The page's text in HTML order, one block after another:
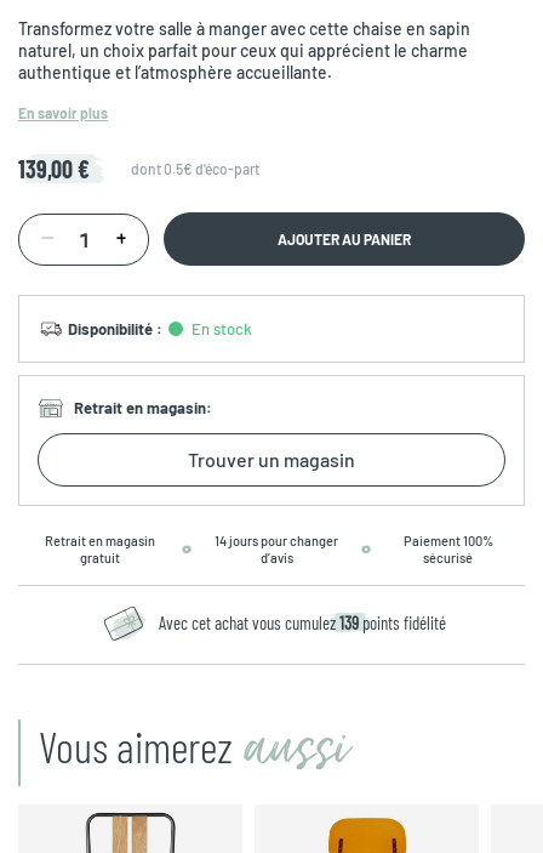
Transformez votre salle à manger avec cette chaise en sapin
naturel, un choix parfait pour ceux qui apprécient le charme
authentique et l’atmosphère accueillante.
En savoir plus
139,00 € dont 0.5€ d'éco-part
AJOUTER AU PANIER
Disponibilité : En stock
Retrait en magasin:
Trouver un magasin
Retrait en magasin
gratuit
14 jours pour changer
d’avis
Paiement 100%
sécurisé
Avec cet achat vous cumulez139 points fidélité
Vous aimerez aussi